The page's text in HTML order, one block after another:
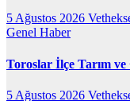
5 Ağustos 2026
Genel Haber
Toroslar İlçe Tarım
5 Ağustos 2026